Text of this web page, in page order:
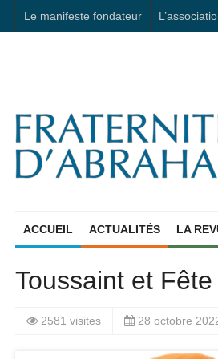
Le manifeste fondateur
ACCUEIL ACTUALITÉS LA
Toussaint et
2581 visites 28 octobre